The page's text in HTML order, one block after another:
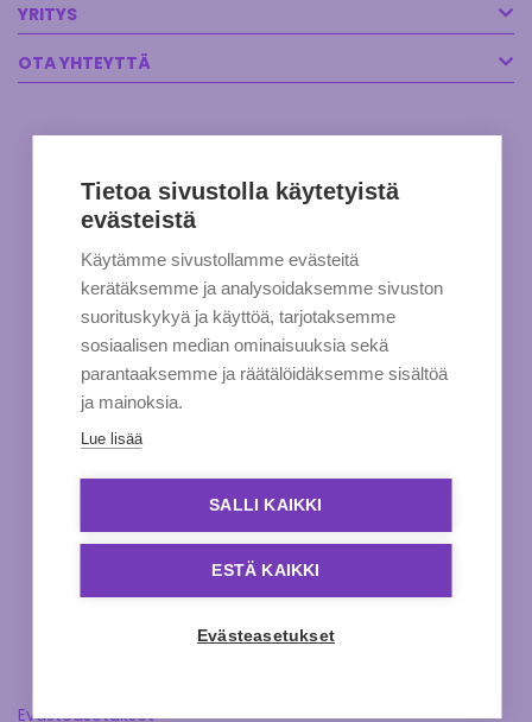
YRITYS
OTA YHTEYTTÄ
Evästeasetukset
Tietoa sivustolla käytetyistä
evästeistä
Käytämme sivustollamme evästeitä
kerätäksemme ja analysoidaksemme sivuston
suorituskykyä ja käyttöä, tarjotaksemme
sosiaalisen median ominaisuuksia sekä
parantaaksemme ja räätälöidäksemme sisältöä
ja mainoksia.
Lue lisää
SALLI KAIKKI
ESTÄ KAIKKI
Evästeasetukset